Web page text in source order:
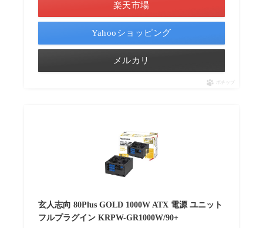
楽天市場
Yahooショッピング
メルカリ
ポチップ
玄人志向 80Plus GOLD 1000W ATX 電源 ユニット
フルプラグイン KRPW-GR1000W/90+